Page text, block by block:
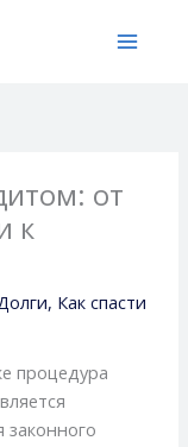
от
к
, Как спасти
процедура